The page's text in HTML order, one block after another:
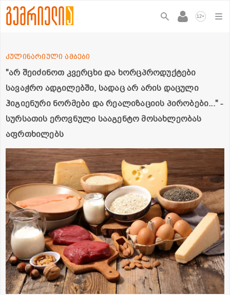
12+
"არ შეიძინოთ კვერცხი და ხორცპროდუქტები
სავაჭრო ადგილებში, სადაც არ არის დაცული
ჰიგიენური ნორმები და რეალიზაციის პირობები..." -
სურსათის ეროვნული სააგენტო მოსახლეობას
აფრთხილებს
კულინარიული ამბები